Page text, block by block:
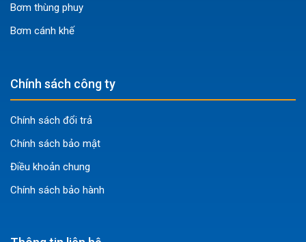
Bơm thùng phuy
Bơm cánh khế
Chính sách công ty
Chính sách đổi trả
Chính sách bảo mật
Điều khoản chung
Chính sách bảo hành